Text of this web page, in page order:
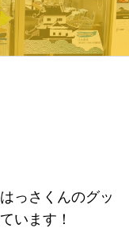
っさくんのグッ
います！